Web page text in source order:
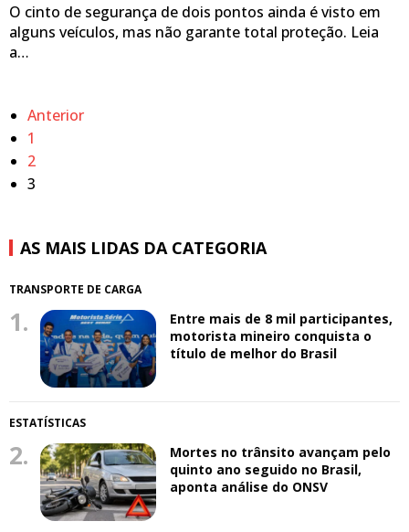
O cinto de segurança de dois pontos ainda é visto em
alguns veículos, mas não garante total proteção. Leia
a…
Anterior
1
2
3
AS MAIS LIDAS DA CATEGORIA
TRANSPORTE DE CARGA
1.
Entre mais de 8 mil participantes,
motorista mineiro conquista o
título de melhor do Brasil
ESTATÍSTICAS
2.
Mortes no trânsito avançam pelo
quinto ano seguido no Brasil,
aponta análise do ONSV